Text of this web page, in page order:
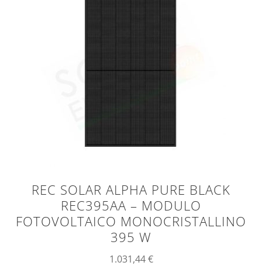
REC SOLAR ALPHA PURE BLACK
REC395AA – MODULO
FOTOVOLTAICO MONOCRISTALLINO
395 W
1.031,44€